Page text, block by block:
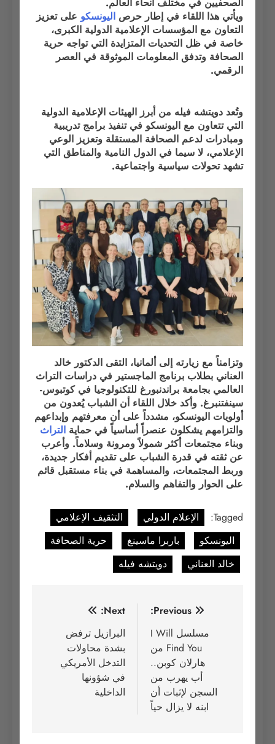
الصحفيين في مختلف أنحاء العالم.
ويأتي هذا اللقاء في إطار حرص اليونسكو على تعزيز
التعاون مع المؤسسات الإعلامية الدولية الكبرى،
خاصة في ظل التحديات المتزايدة التي تواجه حرية
الصحافة وتدفق المعلومات الموثوقة في العصر
الرقمي.
وتُعد دويتشه فيله من أبرز الهيئات الإعلامية الدولية
التي تتعاون مع اليونسكو في تنفيذ برامج تدريبية
ومبادرات لدعم الصحافة المستقلة وتعزيز الوعي
الإعلامي، لا سيما في الدول النامية والمناطق التي
تشهد تحولات سياسية واجتماعية.
وتزامناً مع زيارته إلى ألمانيا، التقى الدكتور خالد
العناني بطلاب برنامج الماجستير في دراسات التراث
العالمي بجامعة براندنبورغ للتكنولوجيا في كوتبوس-
سينفتنبرغ. وأكد خلال اللقاء أن الشباب يُعدون من
أولويات اليونسكو، مشدداً على أن معرفتهم وإبداعهم
والتزامهم يشكلون عنصراً أساسياً في حماية التراث
وبناء مجتمعات أكثر شمولاً ومرونة وسلاماً. وأعرب
عن ثقته في قدرة الشباب على تقديم أفكار جديدة،
وربط المجتمعات، والمساهمة في بناء مستقبل قائم
على الحوار والتفاهم والسلام.
Tagged: الإعلام الدولي
التثقيف الإعلامي
اليونسكو
باربرا ماسينغ
حرية الصحافة
خالد العناني
دويتشه فيله
تصفّح
المقالات
Previous:
مسلسل I Will
Find You من
هارلان كوبن..
أب يهرب من
السجن لإثبات أن
ابنه لا يزال حياً
Next:
البرازيل ترفض
بشدة محاولات
التدخل الأمريكي
في شؤونها
الداخلية